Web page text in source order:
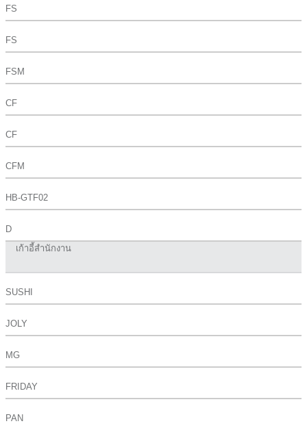
FS
FS
FSM
CF
CF
CFM
HB-GTF02
D
เก้าอี้สำนักงาน
SUSHI
JOLY
MG
FRIDAY
PAN